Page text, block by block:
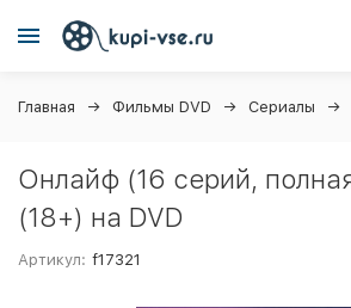
Главная Фильмы DVD Сериалы
Онлайф (16 серий,
(18+) на DVD
Артикул: f17321